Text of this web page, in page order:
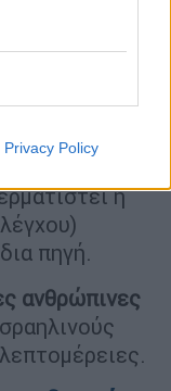
Privacy Policy
κανέναν
η
πηγή.
ανθρώπινες